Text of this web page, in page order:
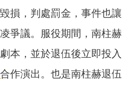
損，判處罰金，事件也讓
爭議。服役期間，南柱赫
本，並於退伍後立即投入
合作演出。也是南柱赫退伍